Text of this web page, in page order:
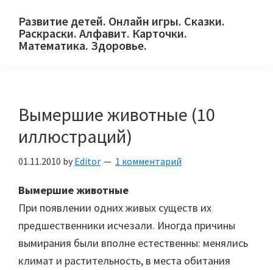
primary
main
primary
Развитие детей. Онлайн игры. Сказки.
Раскраски. Алфавит. Карточки.
Математика. Здоровье.
и
их
Вымершие животные (10
иллюстраций)
01.11.2010 by Editor 1 комментарий
Вымершие животные
При появлении одних живых существ их
предшественники исчезали. Иногда причины
вымирания были вполне естественны: менялись
климат и растительность, в места обитания